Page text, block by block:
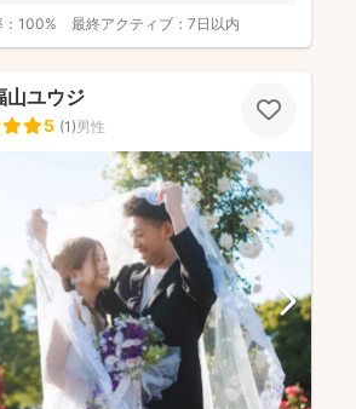
100% 最終アクティブ： 7日以内
山ユウジ
5 (1)男性